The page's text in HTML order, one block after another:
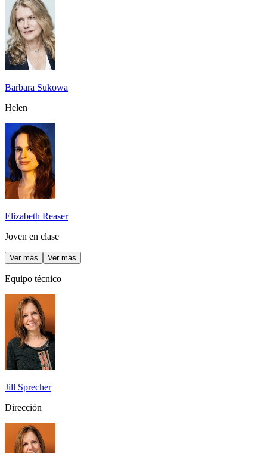
Barbara Sukowa
Helen
Elizabeth Reaser
Joven en clase
Ver más Ver más
Equipo técnico
Jill Sprecher
Dirección